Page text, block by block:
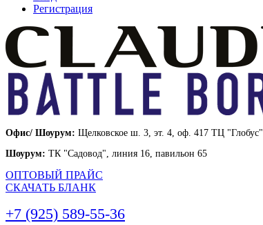
Регистрация
Офис/ Шоурум: Щелковское ш. 3, эт. 4, оф. 417 ТЦ "Глобус"
Шоурум: ТК "Садовод", линия 16, павильон 65
ОПТОВЫЙ ПРАЙС
СКАЧАТЬ БЛАНК
+7 (925) 589-55-36